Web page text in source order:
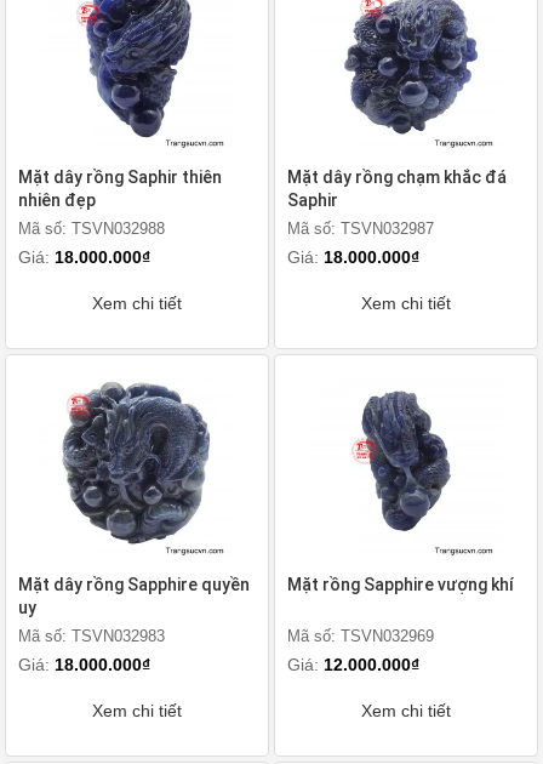
Mặt dây rồng Saphir thiên
nhiên đẹp
Mã số: TSVN032988
Giá: 18.000.000₫
Xem chi tiết
Mặt dây rồng chạm khắc đá
Saphir
Mã số: TSVN032987
Giá: 18.000.000₫
Xem chi tiết
Mặt dây rồng Sapphire quyền
uy
Mã số: TSVN032983
Giá: 18.000.000₫
Xem chi tiết
Mặt rồng Sapphire vượng khí
Mã số: TSVN032969
Giá: 12.000.000₫
Xem chi tiết